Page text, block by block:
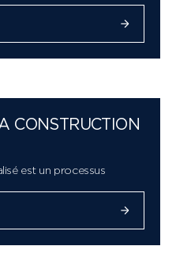
CONSTRUCTION
est un processus